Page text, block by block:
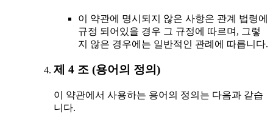
이 약관에 명시되지 않은 사항은 관계 법령에
규정 되어있을 경우 그 규정에 따르며, 그렇
지 않은 경우에는 일반적인 관례에 따릅니다.
제 4 조 (용어의 정의)
이 약관에서 사용하는 용어의 정의는 다음과 같습
니다.